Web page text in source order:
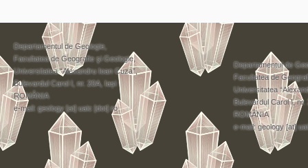
Departamentul de Geologie,
Facultatea de Geografie şi Geologie,
Universitatea “Alexandru Ioan Cuza”,
Bulevardul Carol I, nr. 20A, Iași
ROMÂNIA
e-mail: geology [at] uaic [dot] ro
Departamentul de
Facultatea de
Universitatea
Bulevardul Carol I, nr.
ROMÂNIA
e-mail: geology [at]